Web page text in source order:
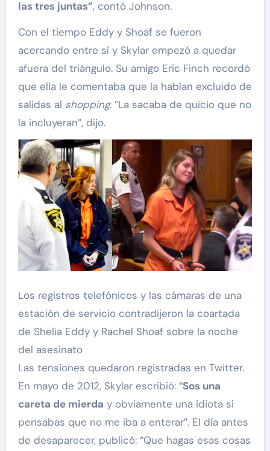
las tres juntas”, contó Johnson.
Con el tiempo Eddy y Shoaf se fueron
acercando entre sí y Skylar empezó a quedar
afuera del triángulo. Su amigo Eric Finch recordó
que ella le comentaba que la habían excluido de
salidas al shopping. “La sacaba de quicio que no
la incluyeran”, dijo.
Los registros telefónicos y las cámaras de una
estación de servicio contradijeron la coartada
de Shelia Eddy y Rachel Shoaf sobre la noche
del asesinato
Las tensiones quedaron registradas en Twitter.
En mayo de 2012, Skylar escribió: “Sos una
careta de mierda y obviamente una idiota si
pensabas que no me iba a enterar”. El día antes
de desaparecer, publicó: “Que hagas esas cosas